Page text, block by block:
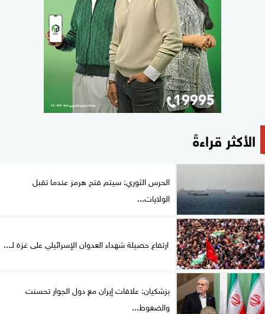
الأكثر قراءةً
الحرس الثوري: سيتم فتح هرمز عندما تقبل
الولايات...
ارتفاع حصيلة شهداء العدوان الإسرائيلي على غزة لـ...
بزشكيان: علاقات إيران مع دول الجوار تحسنت
والضغوط...